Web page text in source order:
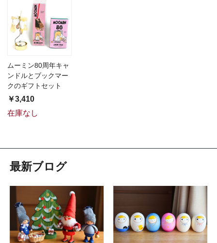
ムーミン80周年キャ
ンドルとブックマー
クのギフトセット
￥3,410
在庫なし
最新ブログ